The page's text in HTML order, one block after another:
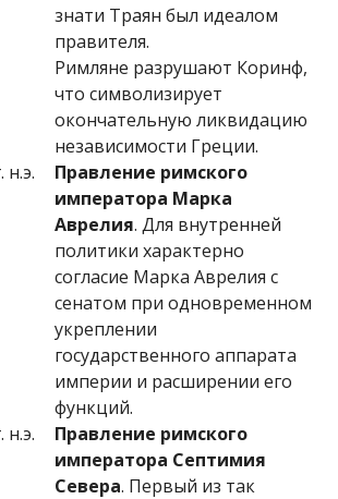
знати Траян был идеалом
правителя.
Римляне разрушают Коринф,
что символизирует
окончательную ликвидацию
независимости Греции.
н.э.
Правление римского
императора Марка
Аврелия. Для внутренней
политики характерно
согласие Марка Аврелия с
сенатом при одновременном
укреплении
государственного аппарата
империи и расширении его
функций.
н.э.
Правление римского
императора Септимия
Севера. Первый из так